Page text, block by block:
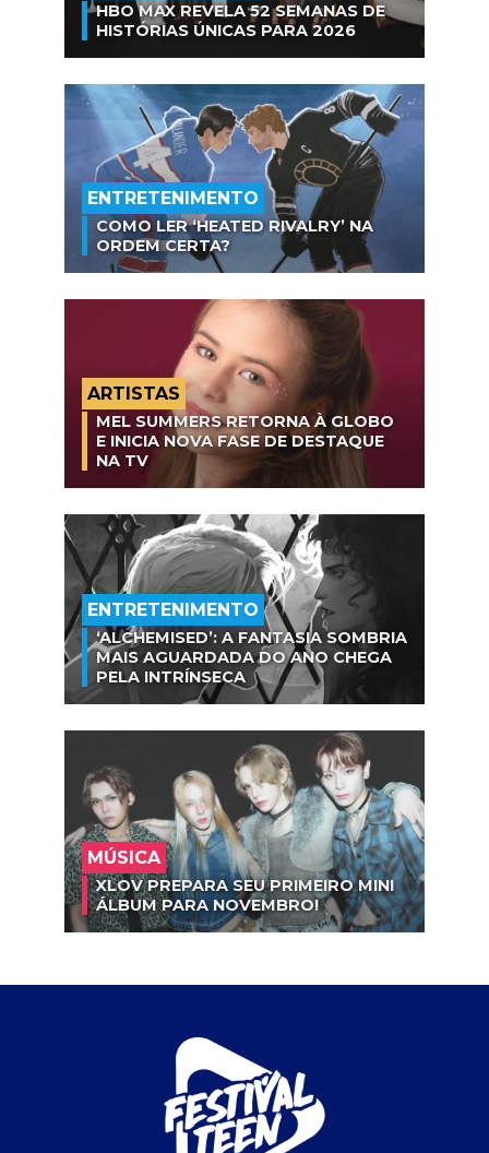
HBO MAX REVELA 52 SEMANAS DE
HISTÓRIAS ÚNICAS PARA 2026
ENTRETENIMENTO
COMO LER ‘HEATED RIVALRY’ NA
ORDEM CERTA?
ARTISTAS
MEL SUMMERS RETORNA À GLOBO
E INICIA NOVA FASE DE DESTAQUE
NA TV
ENTRETENIMENTO
‘ALCHEMISED’: A FANTASIA SOMBRIA
MAIS AGUARDADA DO ANO CHEGA
PELA INTRÍNSECA
MÚSICA
XLOV PREPARA SEU PRIMEIRO MINI
ÁLBUM PARA NOVEMBRO!